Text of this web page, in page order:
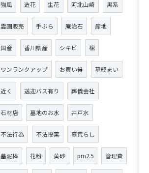
強風 造花 生花 河北山崎 黒系
霊園販売 手ぶら 庵治石 産地
国産 香川県産 シキビ 樒
ワンランクアップ お買い得 墓終まい
近く 送迎バス有り 葬儀会社
石材店 墓地のお水 井戸水
不法行為 不法投棄 墓荒らし
墓泥棒 花粉 黄砂 pm2.5 管理費